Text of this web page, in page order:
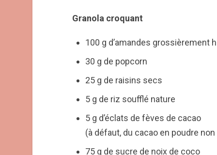
Granola croquant
100 g d’amandes grossièrement
30 g de popcorn
25 g de raisins secs
5 g de riz soufflé nature
5 g d’éclats de fèves de cacao
(à défaut, du cacao en poudre
75 g de sucre de noix de coco